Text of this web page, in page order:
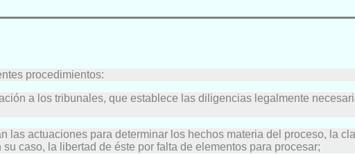
procedimientos:
a los tribunales, que establece las diligencias legalmente
las actuaciones para determinar los hechos materia del proceso, la
caso, la libertad de éste por falta de elementos para procesar;